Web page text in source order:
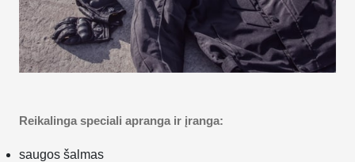
Reikalinga speciali apranga ir įranga:
saugos šalmas